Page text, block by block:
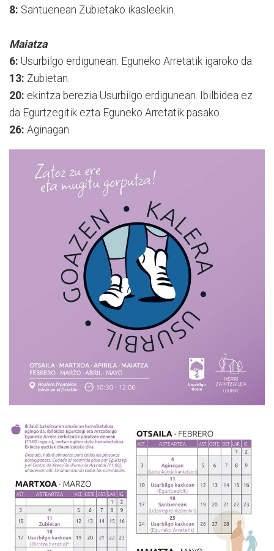
8: Santuenean Zubietako ikasleekin.
Maiatza
6: Usurbilgo erdigunean. Eguneko Arretatik igaroko da.
13: Zubietan.
20: ekintza berezia Usurbilgo erdigunean. Ibilbidea ez
da Egurtzegitik ezta Eguneko Arretatik pasako.
26: Aginagan.